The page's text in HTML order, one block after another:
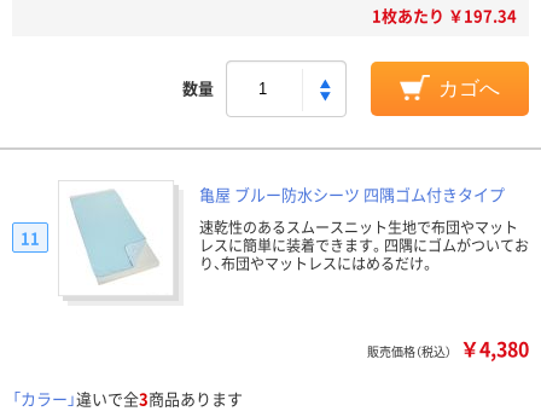
1枚あたり ￥197.34
数量 カゴへ
亀屋 ブルー防水シーツ 四隅ゴム付きタイプ
速乾性のあるスムースニット生地で布団やマット
レスに簡単に装着できます。四隅にゴムがついてお
り、布団やマットレスにはめるだけ。
11
販売価格（税込） ￥4,380
「カラー」違いで全3商品あります